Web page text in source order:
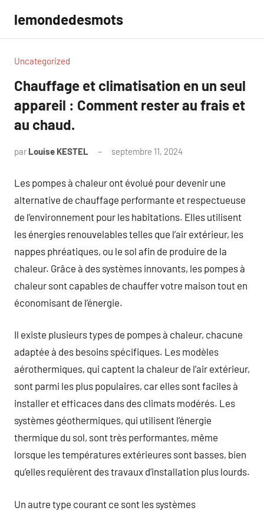
contenu
lemondedesmots
Uncategorized
Chauffage et climatisation en un seul
appareil : Comment rester au frais et
au chaud.
par Louise KESTEL septembre 11, 2024
Les pompes à chaleur ont évolué pour devenir une
alternative de chauffage performante et respectueuse
de l’environnement pour les habitations. Elles utilisent
les énergies renouvelables telles que l’air extérieur, les
nappes phréatiques, ou le sol afin de produire de la
chaleur. Grâce à des systèmes innovants, les pompes à
chaleur sont capables de chauffer votre maison tout en
économisant de l’énergie.
Il existe plusieurs types de pompes à chaleur, chacune
adaptée à des besoins spécifiques. Les modèles
aérothermiques, qui captent la chaleur de l’air extérieur,
sont parmi les plus populaires, car elles sont faciles à
installer et efficaces dans des climats modérés. Les
systèmes géothermiques, qui utilisent l’énergie
thermique du sol, sont très performantes, même
lorsque les températures extérieures sont basses, bien
qu’elles requièrent des travaux d’installation plus lourds.
Un autre type courant ce sont les systèmes